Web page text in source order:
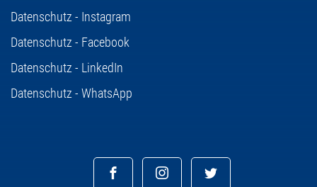
Datenschutz - Instagram
Datenschutz - Facebook
Datenschutz - LinkedIn
Datenschutz - WhatsApp